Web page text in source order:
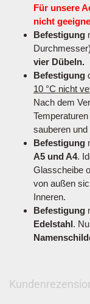
Für unsere
nicht
Befestigung
vier Dübeln.
Befestigung
10 °C nicht
Nach dem
sauberen
Befestigung
A5 und A4.
Glasscheibe
von außen
Inneren.
Befestigung
Edelstahl.